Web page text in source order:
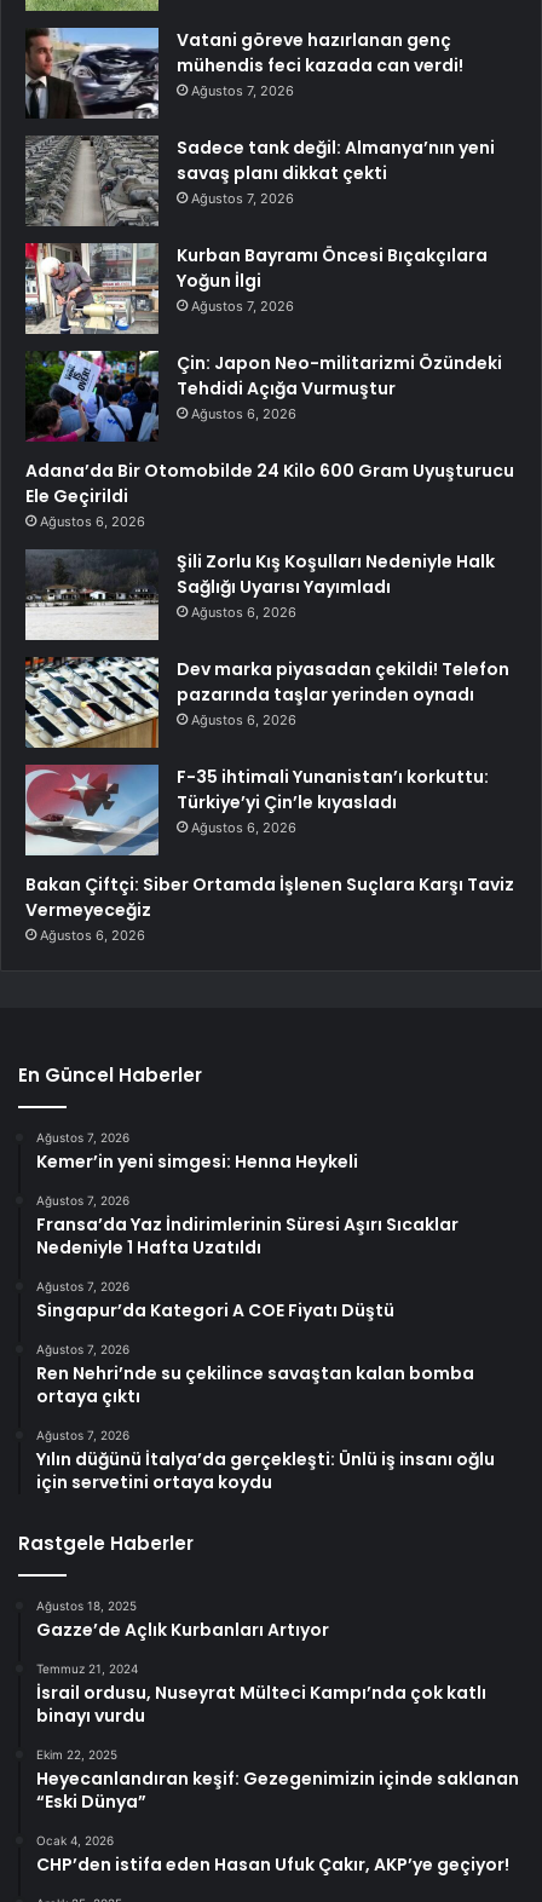
Vatani göreve hazırlanan genç
mühendis feci kazada can verdi!
Ağustos 7, 2026
Sadece tank değil: Almanya’nın yeni
savaş planı dikkat çekti
Ağustos 7, 2026
Kurban Bayramı Öncesi Bıçakçılara
Yoğun İlgi
Ağustos 7, 2026
Çin: Japon Neo-militarizmi Özündeki
Tehdidi Açığa Vurmuştur
Ağustos 6, 2026
Adana’da Bir Otomobilde 24 Kilo 600 Gram Uyuşturucu
Ele Geçirildi
Ağustos 6, 2026
Şili Zorlu Kış Koşulları Nedeniyle Halk
Sağlığı Uyarısı Yayımladı
Ağustos 6, 2026
Dev marka piyasadan çekildi! Telefon
pazarında taşlar yerinden oynadı
Ağustos 6, 2026
F-35 ihtimali Yunanistan’ı korkuttu:
Türkiye’yi Çin’le kıyasladı
Ağustos 6, 2026
Bakan Çiftçi: Siber Ortamda İşlenen Suçlara Karşı Taviz
Vermeyeceğiz
Ağustos 6, 2026
En Güncel Haberler
Ağustos 7, 2026
Kemer’in yeni simgesi: Henna Heykeli
Ağustos 7, 2026
Fransa’da Yaz İndirimlerinin Süresi Aşırı Sıcaklar
Nedeniyle 1 Hafta Uzatıldı
Ağustos 7, 2026
Singapur’da Kategori A COE Fiyatı Düştü
Ağustos 7, 2026
Ren Nehri’nde su çekilince savaştan kalan bomba
ortaya çıktı
Ağustos 7, 2026
Yılın düğünü İtalya’da gerçekleşti: Ünlü iş insanı oğlu
için servetini ortaya koydu
Rastgele Haberler
Ağustos 18, 2025
Gazze’de Açlık Kurbanları Artıyor
Temmuz 21, 2024
İsrail ordusu, Nuseyrat Mülteci Kampı’nda çok katlı
binayı vurdu
Ekim 22, 2025
Heyecanlandıran keşif: Gezegenimizin içinde saklanan
“Eski Dünya”
Ocak 4, 2026
CHP’den istifa eden Hasan Ufuk Çakır, AKP’ye geçiyor!